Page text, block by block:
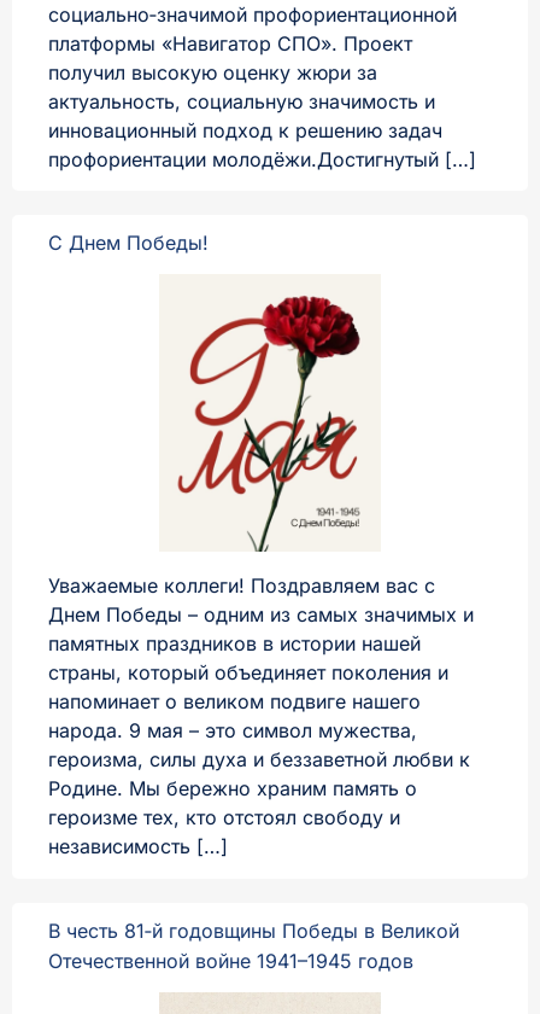
социально‑значимой профориентационной
платформы «Навигатор СПО». Проект
получил высокую оценку жюри за
актуальность, социальную значимость и
инновационный подход к решению задач
профориентации молодёжи.Достигнутый […]
С Днем Победы!
Уважаемые коллеги! Поздравляем вас с
Днем Победы – одним из самых значимых и
памятных праздников в истории нашей
страны, который объединяет поколения и
напоминает о великом подвиге нашего
народа. 9 мая – это символ мужества,
героизма, силы духа и беззаветной любви к
Родине. Мы бережно храним память о
героизме тех, кто отстоял свободу и
независимость […]
В честь 81‑й годовщины Победы в Великой
Отечественной войне 1941–1945 годов